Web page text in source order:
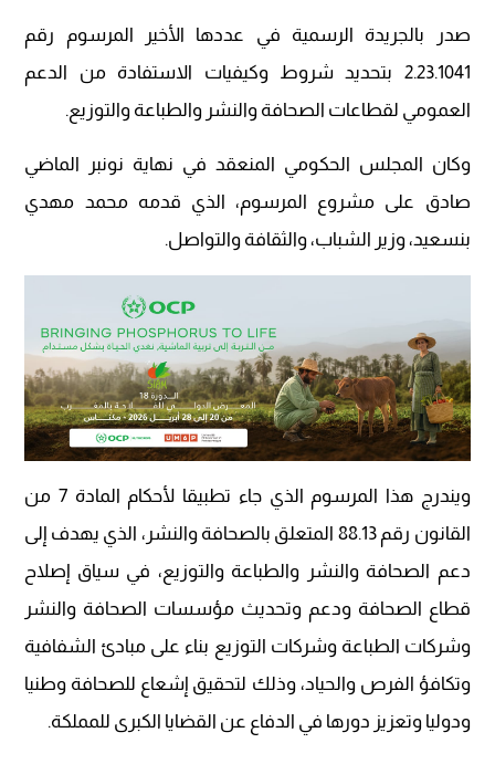
صدر بالجريدة الرسمية في عددها الأخير المرسوم رقم
2.23.1041 بتحديد شروط وكيفيات الاستفادة من الدعم
العمومي لقطاعات الصحافة والنشر والطباعة والتوزيع.
وكان المجلس الحكومي المنعقد في نهاية نونبر الماضي
صادق على مشروع المرسوم، الذي قدمه محمد مهدي
بنسعيد، وزير الشباب، والثقافة والتواصل.
ويندرج هذا المرسوم الذي جاء تطبيقا لأحكام المادة 7 من
القانون رقم 88.13 المتعلق بالصحافة والنشر، الذي يهدف إلى
دعم الصحافة والنشر والطباعة والتوزيع، في سياق إصلاح
قطاع الصحافة ودعم وتحديث مؤسسات الصحافة والنشر
وشركات الطباعة وشركات التوزيع بناء على مبادئ الشفافية
وتكافؤ الفرص والحياد، وذلك لتحقيق إشعاع للصحافة وطنيا
ودوليا وتعزيز دورها في الدفاع عن القضايا الكبرى للمملكة.